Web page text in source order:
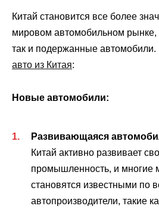
Китай становится все более
мировом автомобильном рынке,
так и подержанные автомобили.
авто из Китая:
Новые автомобили:
Развивающаяся
Китай активно развивает
промышленность, и многие
становятся известными по
автопроизводители, такие